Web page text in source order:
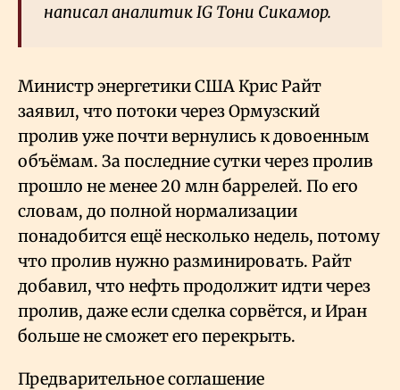
написал аналитик IG Тони Сикамор.
Министр энергетики США Крис Райт
заявил, что потоки через Ормузский
пролив уже почти вернулись к довоенным
объёмам. За последние сутки через пролив
прошло не менее 20 млн баррелей. По его
словам, до полной нормализации
понадобится ещё несколько недель, потому
что пролив нужно разминировать. Райт
добавил, что нефть продолжит идти через
пролив, даже если сделка сорвётся, и Иран
больше не сможет его перекрыть.
Предварительное соглашение